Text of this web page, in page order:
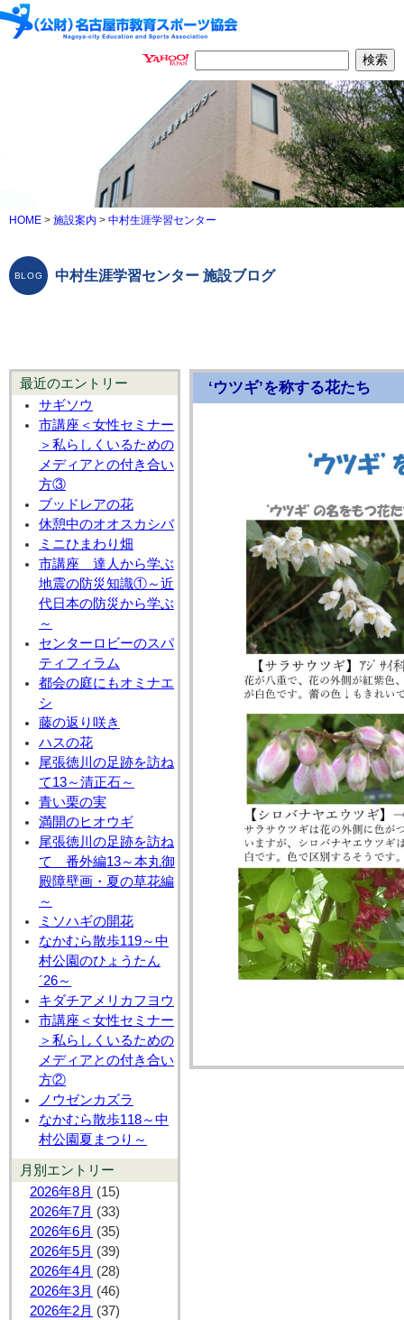
HOME > 施設案内 > 中村生涯学習センター
中村生涯学習センター 施設ブログ
最近のエントリー
サギソウ
市講座＜女性セミナー
＞私らしくいるための
メディアとの付き合い
方③
ブッドレアの花
休憩中のオオスカシバ
ミニひまわり畑
市講座 達人から学ぶ
地震の防災知識①～近
代日本の防災から学ぶ
～
センターロビーのスパ
ティフィラム
都会の庭にもオミナエ
シ
藤の返り咲き
ハスの花
尾張徳川の足跡を訪ね
て13～清正石～
青い栗の実
満開のヒオウギ
尾張徳川の足跡を訪ね
て 番外編13～本丸御
殿障壁画・夏の草花編
～
ミソハギの開花
なかむら散歩119～中
村公園のひょうたん
´26～
キダチアメリカフヨウ
市講座＜女性セミナー
＞私らしくいるための
メディアとの付き合い
方②
ノウゼンカズラ
なかむら散歩118～中
村公園夏まつり～
月別エントリー
2026年8月 (15)
2026年7月 (33)
2026年6月 (35)
2026年5月 (39)
2026年4月 (28)
2026年3月 (46)
2026年2月 (37)
‘ウツギ’を称する花たち